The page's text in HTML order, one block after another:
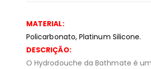
MATERIAL:
Policarbonato, Platinum Silicone.
DESCRIÇÃO:
O Hydrodouche da Bathmate é